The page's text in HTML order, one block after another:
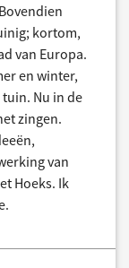
kortom,
van Europa.
en winter,
Nu in de
zingen.
van
Hoeks. Ik